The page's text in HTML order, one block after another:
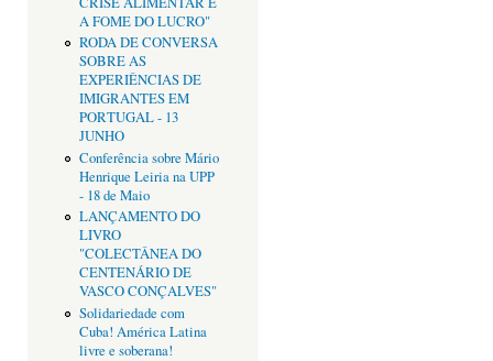
A FOME DO LUCRO"
RODA DE CONVERSA
SOBRE AS
EXPERIÊNCIAS DE
IMIGRANTES EM
PORTUGAL - 13
JUNHO
Conferência sobre Mário
Henrique Leiria na UPP
- 18 de Maio
LANÇAMENTO DO
LIVRO
"COLECTÂNEA DO
CENTENÁRIO DE
VASCO CONÇALVES"
Solidariedade com
Cuba! América Latina
livre e soberana!